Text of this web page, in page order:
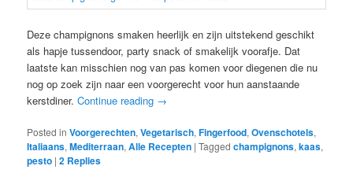
Deze champignons smaken heerlijk en zijn uitstekend geschikt
als hapje tussendoor, party snack of smakelijk voorafje. Dat
laatste kan misschien nog van pas komen voor diegenen die nu
nog op zoek zijn naar een voorgerecht voor hun aanstaande
kerstdiner.Continue reading →
Posted in Voorgerechten,Vegetarisch,Fingerfood,Ovenschotels,
Italiaans,Mediterraan,Alle Recepten |Tagged champignons,kaas,
pesto |2 Replies